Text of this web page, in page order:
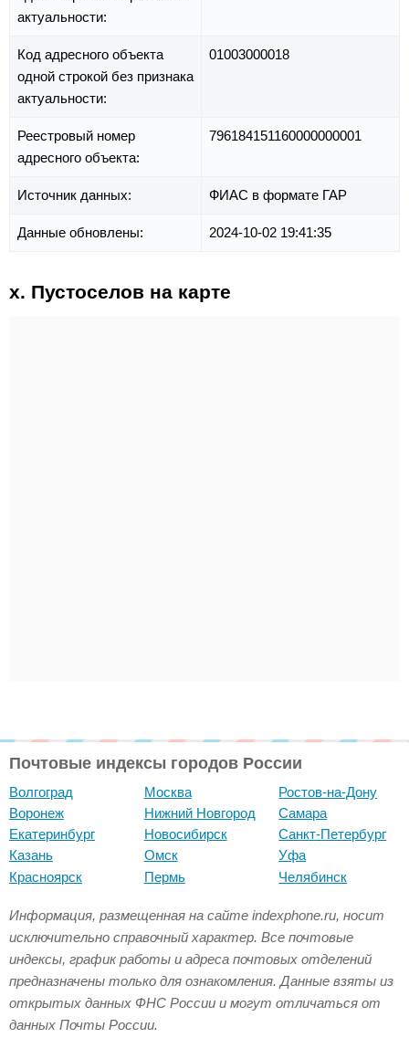
актуальности:
Код адресного объекта
одной строкой без признака
актуальности:
01003000018
Реестровый номер
адресного объекта:
796184151160000000001
Источник данных: ФИАС в формате ГАР
Данные обновлены: 2024-10-02 19:41:35
х. Пустоселов на карте
Почтовые индексы городов России
Волгоград
Воронеж
Екатеринбург
Казань
Красноярск
Москва
Нижний Новгород
Новосибирск
Омск
Пермь
Ростов-на-Дону
Самара
Санкт-Петербург
Уфа
Челябинск
Информация, размещенная на сайте indexphone.ru, носит
исключительно справочный характер. Все почтовые
индексы, график работы и адреса почтовых отделений
предназначены только для ознакомления. Данные взяты из
открытых данных ФНС России и могут отличаться от
данных Почты России.